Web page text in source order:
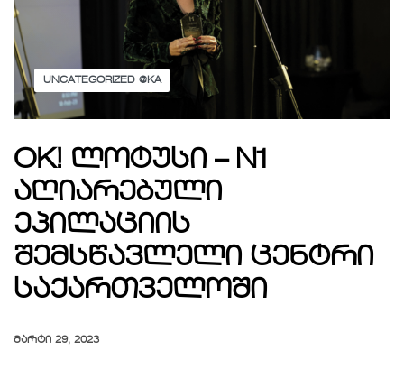
UNCATEGORIZED @KA
OK! ლოტუსი – N1
აღიარებული
ეპილაციის
შემსწავლელი ცენტრი
საქართველოში
ᲛᲐᲠᲢᲘ 29, 2023